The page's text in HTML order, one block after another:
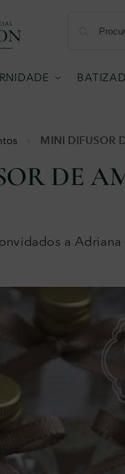
MINI DIFUSOR
DE
a